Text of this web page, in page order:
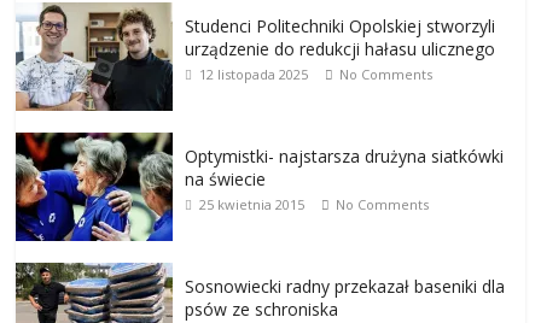
Studenci Politechniki Opolskiej stworzyli
urządzenie do redukcji hałasu ulicznego
12 listopada 2025 No Comments
Optymistki- najstarsza drużyna siatkówki
na świecie
25 kwietnia 2015 No Comments
Sosnowiecki radny przekazał baseniki dla
psów ze schroniska